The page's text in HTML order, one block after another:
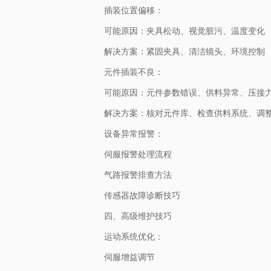
插装位置偏移：
可能原因：夹具松动、视觉脏污、温度变化
解决方案：紧固夹具、清洁镜头、环境控制
元件插装不良：
可能原因：元件参数错误、供料异常、压接
解决方案：核对元件库、检查供料系统、调
设备异常报警：
伺服报警处理流程
气路报警排查方法
传感器故障诊断技巧
四、高级维护技巧
运动系统优化：
伺服增益调节